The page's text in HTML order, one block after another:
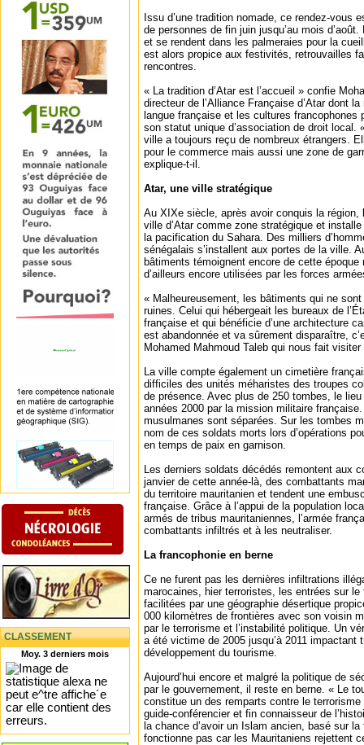
CLASSEMENT
Moy. 3 derniers mois
Issu d’une tradition nomade, ce rendez-vous
de personnes de fin juin jusqu’au mois
et se rendent dans les palmeraies pour la
est alors propice aux festivités, retrouvailles
rencontres.
« La tradition d’Atar est l’accueil » confie
directeur de l’Alliance Française d’Atar dont
langue française et les cultures francophones
son statut unique d’association de droit local.
ville a toujours reçu de nombreux étrangers.
pour le commerce mais aussi une zone de
explique-t-il.
Atar, une ville stratégique
Au XIXe siècle, après avoir conquis la région,
ville d’Atar comme zone stratégique et
la pacification du Sahara. Des milliers
sénégalais s’installent aux portes de la ville.
bâtiments témoignent encore de cette
d’ailleurs encore utilisées par les forces
« Malheureusement, les bâtiments qui ne
ruines. Celui qui hébergeait les bureaux de
française et qui bénéficie d’une architecture
est abandonnée et va sûrement disparaître,
Mohamed Mahmoud Taleb qui nous fait
La ville compte également un cimetière
difficiles des unités méharistes des troupes
de présence. Avec plus de 250 tombes, le
années 2000 par la mission militaire
musulmanes sont séparées. Sur les tombes
nom de ces soldats morts lors d’opérations
en temps de paix en garnison.
Les derniers soldats décédés remontent aux
janvier de cette année-là, des combattants
du territoire mauritanien et tendent une
française. Grâce à l’appui de la population
armés de tribus mauritaniennes, l’armée
combattants infiltrés et à les neutraliser.
La francophonie en berne
Ce ne furent pas les dernières infiltrations
marocaines, hier terroristes, les entrées sur le
facilitées par une géographie désertique
000 kilomètres de frontières avec son voisin
par le terrorisme et l’instabilité politique. Un
a été victime de 2005 jusqu’à 2011 impactant
développement du tourisme.
Aujourd’hui encore et malgré la politique de
par le gouvernement, il reste en berne. « Le
constitue un des remparts contre le
guide-conférencier et fin connaisseur de
la chance d’avoir un Islam ancien, basé sur
fonctionne pas car les Mauritaniens rejettent